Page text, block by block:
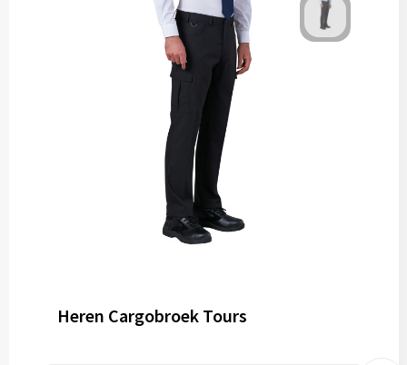
Heren Cargobroek Tours